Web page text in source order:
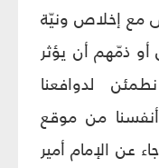
مع إخلاص ونيّة
أو ذمّهم أن يؤثر
لدوافعنا
من موقع
عن الإمام أمير